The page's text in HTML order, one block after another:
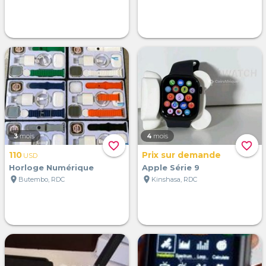
favorite_border
3 mois
110 USD
Horloge Numérique
location_on Butembo, RDC
favorite_border
4 mois
Prix sur demande
Apple Série 9
location_on Kinshasa, RDC